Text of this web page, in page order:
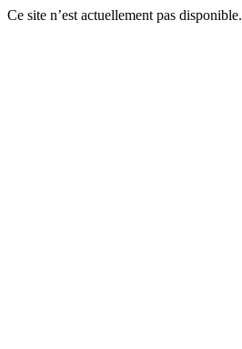
Ce site n’est actuellement pas disponible.